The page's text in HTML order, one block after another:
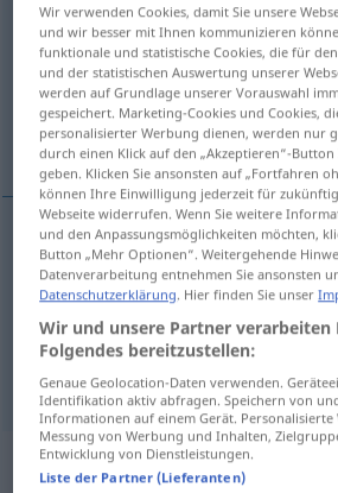
Bündeln <-s;Bündel>
Übersicht aller Übersetzungen
(Für mehr Details die Übersetzung
snop, svežanj, smotak
snop BündelGeldscheine
svežanj Bündel Papier, Stroh
smotak Bündel Stoff
Synonyme für
Wir verwenden Cookies, damit Sie unsere
und wir besser mit Ihnen kommunizieren
funktionale und statistische Cookies, die für
und der statistischen Auswertung unserer
werden auf Grundlage unserer Vorauswahl
gespeichert. Marketing-Cookies und Cookies,
personalisierter Werbung dienen, werden nur
durch einen Klick auf den „Akzeptieren“-
geben. Klicken Sie ansonsten auf „Fortfahren
können Ihre Einwilligung jederzeit für
Webseite widerrufen. Wenn Sie weitere
und den Anpassungsmöglichkeiten möchten,
Button „Mehr Optionen“. Weitergehende
Datenverarbeitung entnehmen Sie ansonsten
Datenschutzerklärung. Hier finden Sie unser
Wir und unsere Partner verarbeiten
Folgendes bereitzustellen:
Genaue Geolocation-Daten verwenden.
Identifikation aktiv abfragen. Speichern von
Informationen auf einem Gerät.
Messung von Werbung und Inhalten,
Entwicklung von Dienstleistungen.
Liste der Partner (Lieferanten)